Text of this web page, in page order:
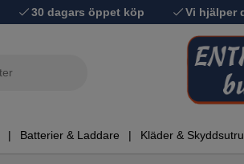
30 dagars öppet köp Vi hjälper
Batterier & Laddare Kläder &